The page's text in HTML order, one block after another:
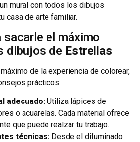
mural con todos los dibujos
casa de arte familiar.
sacarle el máximo
dibujos de Estrellas
de la experiencia de colorear,
prácticos:
adecuado: Utiliza lápices de
o acuarelas. Cada material ofrece
que puede realzar tu trabajo.
técnicas: Desde el difuminado